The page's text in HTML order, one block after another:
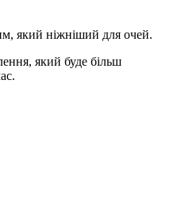
який ніжніший для очей.
який буде більш